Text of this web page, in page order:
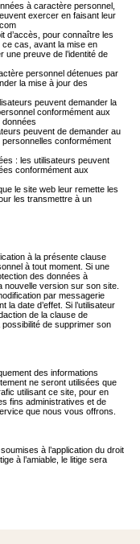
à caractère personnel,
exercer en faisant leur
d’accès, pour connaître les
cas, avant la mise en
preuve de l’identité de
personnel détenues par
la mise à jour des
peuvent demander la
conformément aux
données
peuvent de demander au
conformément
: les utilisateurs peuvent
conformément aux
le site web leur remette les
les transmettre à un
à la présente clause
à tout moment. Si une
des données à
nouvelle version sur son site.
par messagerie
date d’effet. Si l’utilisateur
de la clause de
de supprimer son
des informations
ne seront utilisées que
utilisant ce site, pour en
fins administratives et de
que nous vous offrons.
à l’application du droit
à l’amiable, le litige sera